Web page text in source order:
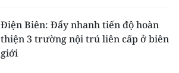
Điện Biên: Đẩy nhanh tiến độ hoàn
thiện 3 trường nội trú liên cấp ở biên
giới